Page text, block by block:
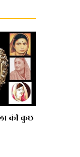
की कुछ